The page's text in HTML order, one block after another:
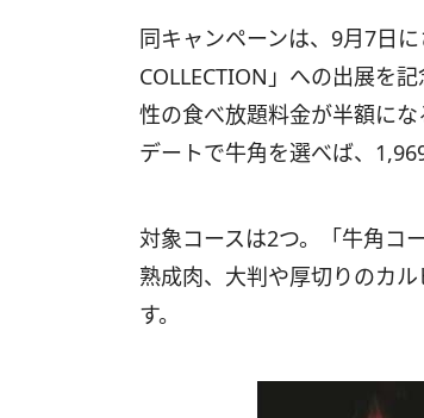
同キャンペーンは、9月7日
COLLECTION」への出展を
性の食べ放題料金が半額に
デートで牛角を選べば、
対象コースは2つ。「牛角コ
熟成肉、大判や厚切りのカ
す。